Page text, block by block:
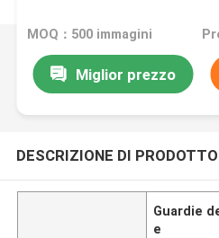
MOQ：500 immagini
Miglior prezzo
DESCRIZIONE DI PRODOTTO
Guardie
e